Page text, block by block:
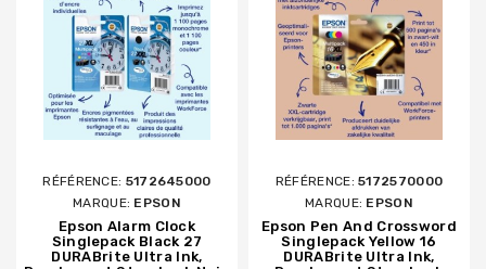
RÉFÉRENCE: 5172645000
MARQUE: EPSON
Epson Alarm Clock
Singlepack Black 27
DURABrite Ultra Ink,
RÉFÉRENCE:5172570000
MARQUE: EPSON
Epson Pen And Crossword
Singlepack Yellow 16
DURABrite Ultra Ink,